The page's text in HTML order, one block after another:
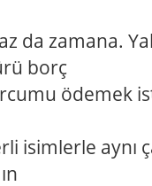
da zamana.
borç
ödemek
isimlerle aynı